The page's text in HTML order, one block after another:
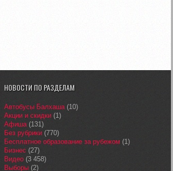
НОВОСТИ ПО РАЗДЕЛАМ
Автобусы Балхаша(10)
Акции и скидки (1)
Афиша(131)
Без рубрики (770)
Бесплатное образование за рубежом (1)
Бизнес (27)
Видео (3 458)
Выборы (2)